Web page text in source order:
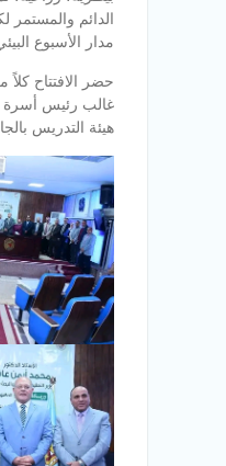
الدائم
مدار الأسبوع
حضر الافتتاح
غالب رئيس أسرة
هيئة التدريس